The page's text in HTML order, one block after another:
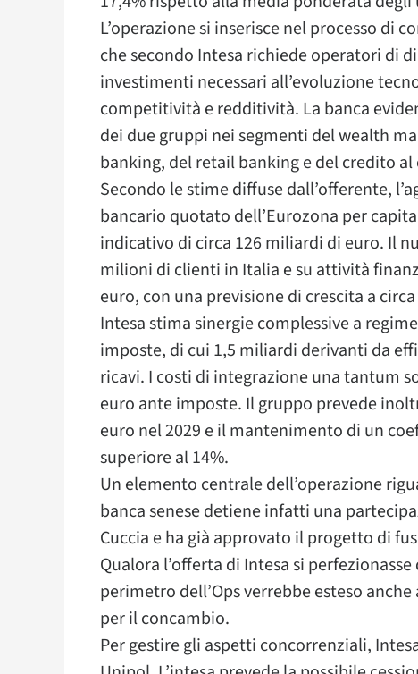
L’operazione si inserisce nel processo di
che secondo Intesa richiede operatori di
investimenti necessari all’evoluzione
competitività e redditività. La banca
dei due gruppi nei segmenti del wealth
banking, del retail banking e del credito al
Secondo le stime diffuse dall’offerente,
bancario quotato dell’Eurozona per
indicativo di circa 126 miliardi di euro. Il
milioni di clienti in Italia e su attività
euro, con una previsione di crescita a
Intesa stima sinergie complessive a
imposte, di cui 1,5 miliardi derivanti da
ricavi. I costi di integrazione una tantum
euro ante imposte. Il gruppo prevede
euro nel 2029 e il mantenimento di un
superiore al 14%.
Un elemento centrale dell’operazione
banca senese detiene infatti una
Cuccia e ha già approvato il progetto di
Qualora l’offerta di Intesa si
perimetro dell’Ops verrebbe esteso
per il concambio.
Per gestire gli aspetti concorrenziali,